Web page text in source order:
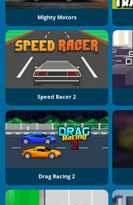
Mighty Motors
Speed Racer 2
Drag Racing 2